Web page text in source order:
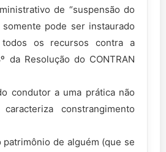
de “suspensão do
pode ser instaurado
todos os recursos contra a
da Resolução do CONTRAN
condutor a uma prática não
constrangimento
patrimônio de alguém (que se